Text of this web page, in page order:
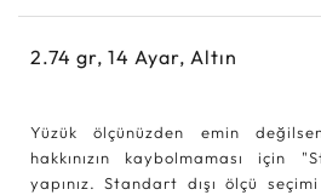
2.74 gr, 14 Ayar, Altın
Yüzük ölçünüzden emin
hakkınızın kaybolmaması için
yapınız. Standart dışı ölçü